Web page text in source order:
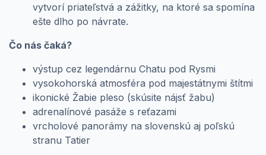
vytvorí priateľstvá a zážitky, na ktoré sa spomína
ešte dlho po návrate.
Čo nás čaká?
výstup cez legendárnu Chatu pod Rysmi
vysokohorská atmosféra pod majestátnymi štítmi
ikonické Žabie pleso (skúsite nájsť žabu)
adrenalínové pasáže s reťazami
vrcholové panorámy na slovenskú aj poľskú
stranu Tatier